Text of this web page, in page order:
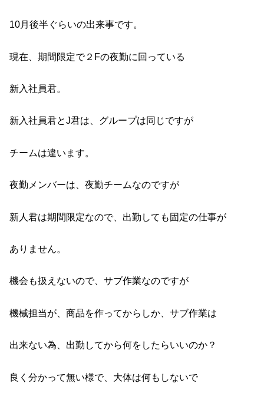
10月後半ぐらいの出来事です。
現在、期間限定で２Fの夜勤に回っている
新入社員君。
新入社員君とJ君は、グループは同じですが
チームは違います。
夜勤メンバーは、夜勤チームなのですが
新人君は期間限定なので、出勤しても固定の仕事が
ありません。
機会も扱えないので、サブ作業なのですが
機械担当が、商品を作ってからしか、サブ作業は
出来ない為、出勤してから何をしたらいいのか？
良く分かって無い様で、大体は何もしないで